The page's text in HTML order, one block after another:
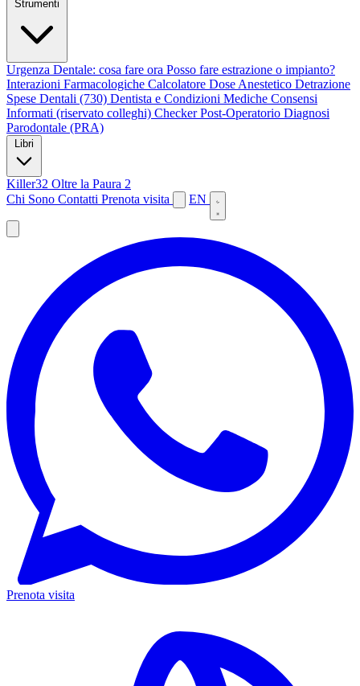
Urgenza Dentale: cosa fare ora Posso fare estrazione o impianto?
Interazioni Farmacologiche Calcolatore Dose Anestetico Detrazione
Spese Dentali (730) Dentista e Condizioni Mediche Consensi
Informati (riservato colleghi) Checker Post-Operatorio Diagnosi
Parodontale (PRA)
Killer32 Oltre la Paura 2
Chi Sono Contatti Prenota visita EN
Prenota visita